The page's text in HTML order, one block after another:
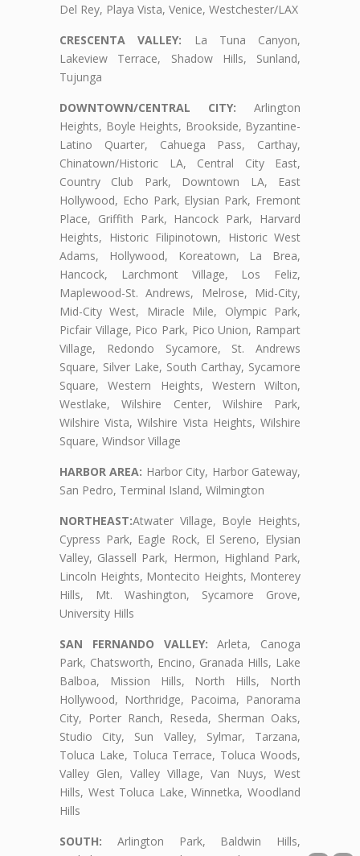
Del Rey, Playa Vista, Venice, Westchester/LAX
CRESCENTA VALLEY: La Tuna Canyon,
Lakeview Terrace, Shadow Hills, Sunland,
Tujunga
DOWNTOWN/CENTRAL CITY: Arlington
Heights, Boyle Heights, Brookside, Byzantine-
Latino Quarter, Cahuega Pass, Carthay,
Chinatown/Historic LA, Central City East,
Country Club Park, Downtown LA, East
Hollywood, Echo Park, Elysian Park, Fremont
Place, Griffith Park, Hancock Park, Harvard
Heights, Historic Filipinotown, Historic West
Adams, Hollywood, Koreatown, La Brea,
Hancock, Larchmont Village, Los Feliz,
Maplewood-St. Andrews, Melrose, Mid-City,
Mid-City West, Miracle Mile, Olympic Park,
Picfair Village, Pico Park, Pico Union, Rampart
Village, Redondo Sycamore, St. Andrews
Square, Silver Lake, South Carthay, Sycamore
Square, Western Heights, Western Wilton,
Westlake, Wilshire Center, Wilshire Park,
Wilshire Vista, Wilshire Vista Heights, Wilshire
Square, Windsor Village
HARBOR AREA: Harbor City, Harbor Gateway,
San Pedro, Terminal Island, Wilmington
NORTHEAST:Atwater Village, Boyle Heights,
Cypress Park, Eagle Rock, El Sereno, Elysian
Valley, Glassell Park, Hermon, Highland Park,
Lincoln Heights, Montecito Heights, Monterey
Hills, Mt. Washington, Sycamore Grove,
University Hills
SAN FERNANDO VALLEY: Arleta, Canoga
Park, Chatsworth, Encino, Granada Hills, Lake
Balboa, Mission Hills, North Hills, North
Hollywood, Northridge, Pacoima, Panorama
City, Porter Ranch, Reseda, Sherman Oaks,
Studio City, Sun Valley, Sylmar, Tarzana,
Toluca Lake, Toluca Terrace, Toluca Woods,
Valley Glen, Valley Village, Van Nuys, West
Hills, West Toluca Lake, Winnetka, Woodland
Hills
SOUTH: Arlington Park, Baldwin Hills,